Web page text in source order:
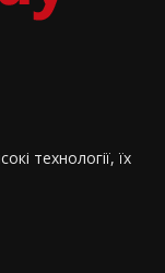
технології, їх